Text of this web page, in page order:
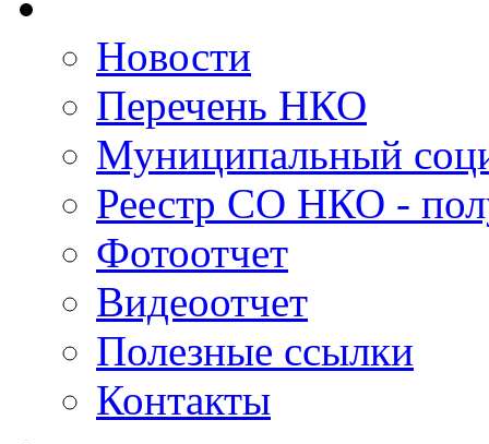
Новости
Перечень НКО
Муниципальный
Реестр СО НКО -
Фотоотчет
Видеоотчет
Полезные ссылки
Контакты